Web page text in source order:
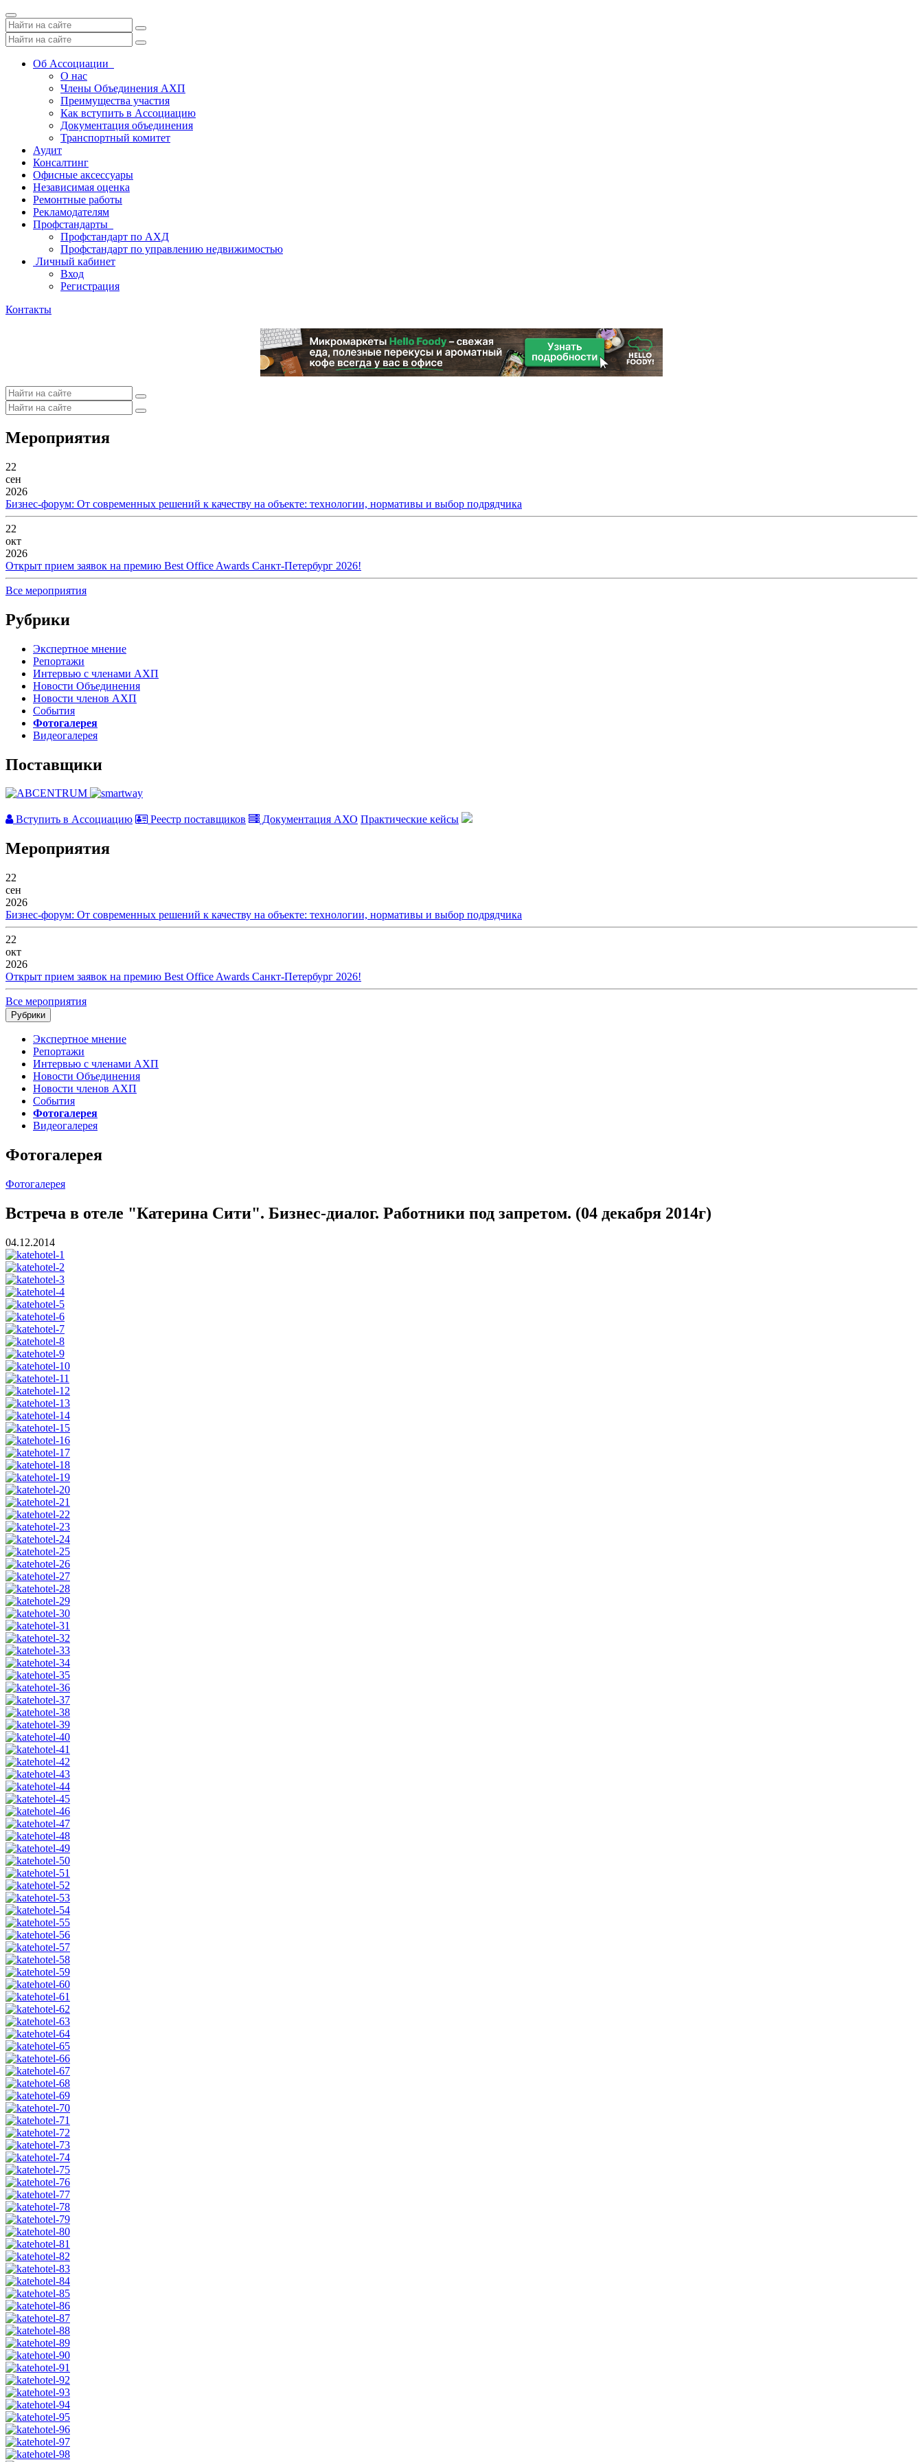
Toggle
navigation
Об Ассоциации
О нас
Члены Объединения АХП
Преимущества участия
Как вступить в Ассоциацию
Документация объединения
Транспортный комитет
Аудит
Консалтинг
Офисные аксессуары
Независимая оценка
Ремонтные работы
Рекламодателям
Профстандарты
Профстандарт по АХД
Профстандарт по управлению недвижимостью
Личный кабинет
Вход
Регистрация
Контакты
Мероприятия
22
сен
2026
Бизнес-форум: От современных решений к качеству на объекте: технологии, нормативы и выбор подрядчика
22
окт
2026
Открыт прием заявок на премию Best Office Awards Санкт-Петербург 2026!
Все мероприятия
Рубрики
Экспертное мнение
Репортажи
Интервью с членами АХП
Новости Объединения
Новости членов АХП
События
Фотогалерея
Видеогалерея
Поставщики
Вступить в Ассоциацию Реестр поставщиков Документация АХО Практические кейсы
Мероприятия
22
сен
2026
Бизнес-форум: От современных решений к качеству на объекте: технологии, нормативы и выбор подрядчика
22
окт
2026
Открыт прием заявок на премию Best Office Awards Санкт-Петербург 2026!
Все мероприятия
Рубрики
Экспертное мнение
Репортажи
Интервью с членами АХП
Новости Объединения
Новости членов АХП
События
Фотогалерея
Видеогалерея
Фотогалерея
Фотогалерея
Встреча в отеле "Катерина Сити". Бизнес-диалог. Работники под запретом. (04 декабря 2014г)
04.12.2014